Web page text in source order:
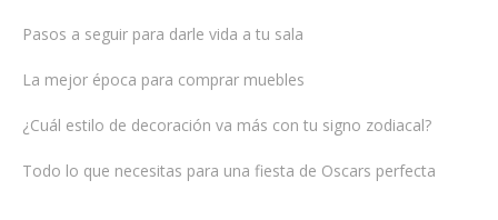
Pasos a seguir para darle vida a tu sala
La mejor época para comprar muebles
¿Cuál estilo de decoración va más con tu signo zodiacal?
Todo lo que necesitas para una fiesta de Oscars perfecta